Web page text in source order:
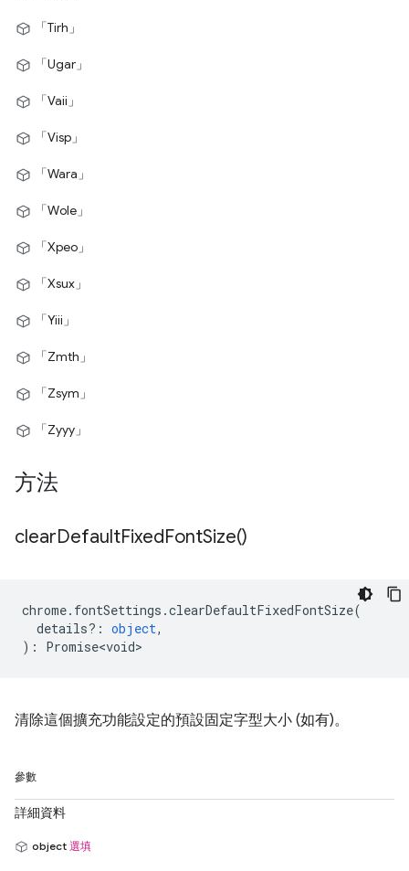
「Tirh」
「Ugar」
「Vaii」
「Visp」
「Wara」
「Wole」
「Xpeo」
「Xsux」
「Yiii」
「Zmth」
「Zsym」
「Zyyy」
方法
clearDefaultFixedFontSize()
chrome. fontSettings .clearDefaultFixedFontSize(
details? : object,
) : Promise<void>
清除這個擴充功能設定的預設固定字型大小 (如有)。
參數
詳細資料
object 選填